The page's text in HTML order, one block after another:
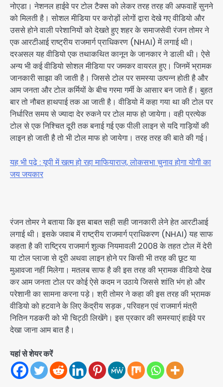
नोएडा। नेशनल हाईवे पर टोल टैक्स को लेकर तरह तरह की अफवाहें सुनने
को मिलती है। सोशल मीडिया पर करोड़ों लोगों द्वारा देखे गए वीडियो और
उससे होने वाली परेशानियों को देखते हुए शहर के समाजसेवी रंजन तोमर ने
एक आरटीआई राष्ट्रीय राजमार्ग प्राधिकरण (NHAI) में लगाई थी।
दरअसल यह वीडियो एक तथाकथित कानून के जानकार ने डाली थी। ऐसे
अन्य भी कई वीडियो सोशल मीडिया पर जमकर वायरल हुए। जिनमें भ्रामक
जानकारी साझा की जाती है। जिससे टोल पर समस्या उत्पन्न होती है और
आम जनता और टोल कर्मियों के बीच गरमा गर्मी के आसार बन जाते हैं। बुहत
बार तो नौबत हाथपाई तक आ जाती है। वीडियो में कहा गया था की टोल पर
निर्धारित समय से ज्यादा देर रुकने पर टोल माफ हो जायेगा। वही प्रत्येक
टोल से एक निश्चित दूरी तक बनाई गई एक पीली लाइन से यदि गाड़ियों की
लाइन हो जाती है तो भी टोल माफ हो जायेगा। तरह तरह की बाते की गई।
यह भी पढ़े : यूपी में खत्म हो रहा माफियाराज, लोकसभा चुनाव होगा योगी का
जय जयकार
रंजन तोमर ने बताया कि इस बाबत सही सही जानकारी लेने हेत आरटीआई
लगाई थी। इसके जवाब में राष्ट्रीय राजमार्ग प्राधिकरण (NHAI) यह साफ
कहता है की राष्ट्रिय राजमार्ग शुल्क नियमावली 2008 के तहत टोल में देरी
या टोल प्लाजा से दूरी अथवा लाइन होने पर किसी भी तरह की छूट या
मुआवजा नहीं मिलेगा। मतलब साफ है की इस तरह की भ्रामक वीडियो देख
कर आम जनता टोल पर कोई ऐसे कदम न उठाये जिससे शांति भंग हो और
परेशानी का सामना करना पड़े। श्री तोमर ने कहा की इस तरह की भ्रामक
वीडियो को हटवाने के लिए केंद्रीय सड़क , परिवहन एवं राजमार्ग मंत्री
नितिन गडकरी को भी चिट्ठी लिखेंगे। इस प्रकार की समस्याएं हाईवे पर
देखा जाना आम बात है।
यहां से शेयर करें